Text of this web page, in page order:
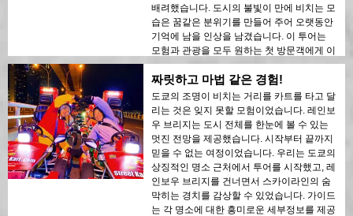
배려했습니다. 도시의 불빛이 만에 비치는 모
습은 꿈같은 분위기를 만들어 주어 오랫동안
기억에 남을 인상을 남겼습니다. 이 투어는
모험과 관광을 모두 원하는 첫 방문객에게 이
상적입니다. 도쿄의 현대적인 건축물과 역사
적인 지역 간의 대조는 밤의 불빛 속에서 아
름답게 드러났습니다. 이 투어를 누구에게나
강력히 추천합니다!
짜릿하고 마법 같은 경험!
도쿄의 조명이 비치는 거리를 카트를 타고 달
리는 것은 잊지 못할 모험이었습니다. 레인보
우 브리지는 도시 전체를 한눈에 볼 수 있는
멋진 전망을 제공했습니다. 시작부터 끝까지
믿을 수 없는 여정이었습니다. 우리는 도쿄의
상징적인 명소 근처에서 투어를 시작했고, 레
인보우 브리지를 건너면서 스카이라인의 숨
막히는 경치를 감상할 수 있었습니다. 가이드
는 각 명소에 대한 흥미로운 세부정보를 제공